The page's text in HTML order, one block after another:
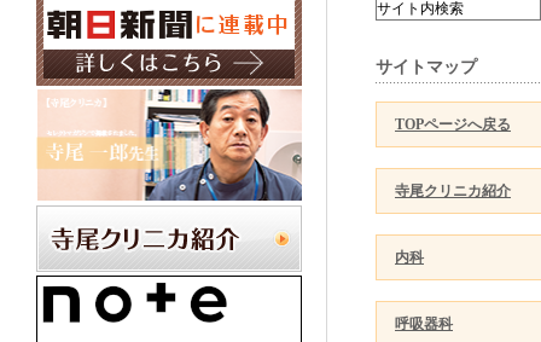
サイトマップ
TOPページへ戻る
寺尾クリニカ紹介
内科
呼吸器科